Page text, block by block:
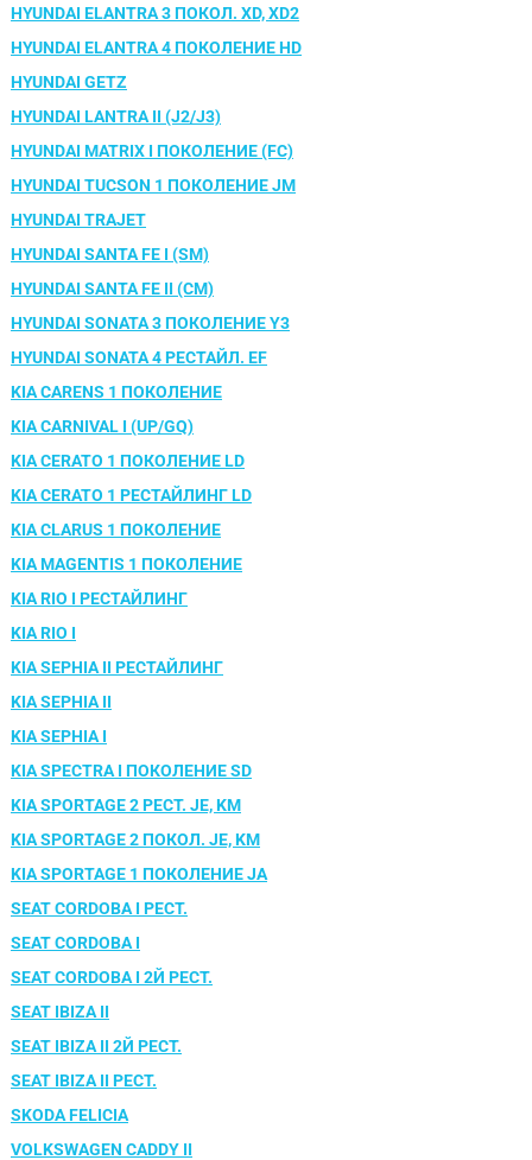
HYUNDAI ELANTRA 3 ПОКОЛ. XD, XD2
HYUNDAI ELANTRA 4 ПОКОЛЕНИЕ HD
HYUNDAI GETZ
HYUNDAI LANTRA II (J2/J3)
HYUNDAI MATRIX I ПОКОЛЕНИЕ (FC)
HYUNDAI TUCSON 1 ПОКОЛЕНИЕ JM
HYUNDAI TRAJET
HYUNDAI SANTA FE I (SM)
HYUNDAI SANTA FE II (CM)
HYUNDAI SONATA 3 ПОКОЛЕНИЕ Y3
HYUNDAI SONATA 4 РЕСТАЙЛ. EF
KIA CARENS 1 ПОКОЛЕНИЕ
KIA CARNIVAL I (UP/GQ)
KIA CERATO 1 ПОКОЛЕНИЕ LD
KIA CERATO 1 РЕСТАЙЛИНГ LD
KIA CLARUS 1 ПОКОЛЕНИЕ
KIA MAGENTIS 1 ПОКОЛЕНИЕ
KIA RIO I РЕСТАЙЛИНГ
KIA RIO I
KIA SEPHIA II РЕСТАЙЛИНГ
KIA SEPHIA II
KIA SEPHIA I
KIA SPECTRA I ПОКОЛЕНИЕ SD
KIA SPORTAGE 2 РЕСТ. JE, KM
KIA SPORTAGE 2 ПОКОЛ. JE, KM
KIA SPORTAGE 1 ПОКОЛЕНИЕ JA
SEAT CORDOBA I РЕСТ.
SEAT CORDOBA I
SEAT CORDOBA I 2Й РЕСТ.
SEAT IBIZA II
SEAT IBIZA II 2Й РЕСТ.
SEAT IBIZA II РЕСТ.
SKODA FELICIA
VOLKSWAGEN CADDY II
У Вас возникли вопросы? Вы не
нашли нужную Вам деталь?
Заполните форму ниже и мы Вам перезвоним.